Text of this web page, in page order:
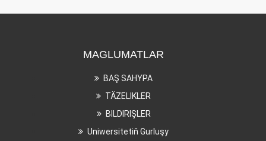
MAGLUMATLAR
BAŞ SAHYPA
TÄZELIKLER
BILDIRIŞLER
Uniwersitetiň Gurluşy